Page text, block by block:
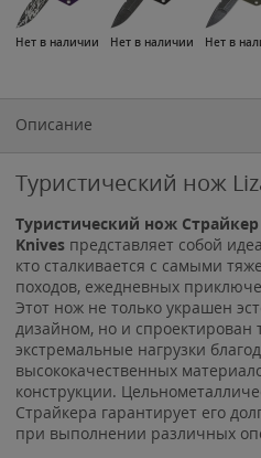
Нет в наличии Нет в наличии Нет в
Описание
Туристический нож
Туристический нож
Knives представляет собой
кто сталкивается с самыми
походов, ежедневных
Этот нож не только украшен
дизайном, но и спроектирован
экстремальные нагрузки
высококачественных
конструкции.
Страйкера гарантирует его
при выполнении различных